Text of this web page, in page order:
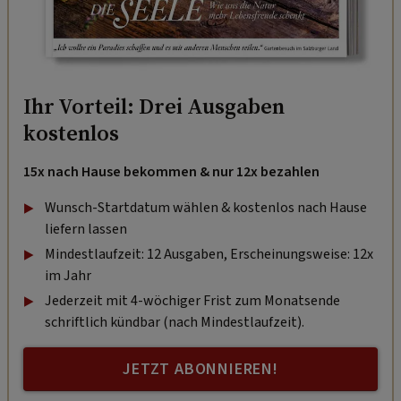
Ihr Vorteil: Drei Ausgaben
kostenlos
15x nach Hause bekommen & nur 12x bezahlen
Wunsch-Startdatum wählen & kostenlos nach Hause
liefern lassen
Mindestlaufzeit: 12 Ausgaben, Erscheinungsweise: 12x
im Jahr
Jederzeit mit 4-wöchiger Frist zum Monatsende
schriftlich kündbar (nach Mindestlaufzeit).
JETZT ABONNIEREN!